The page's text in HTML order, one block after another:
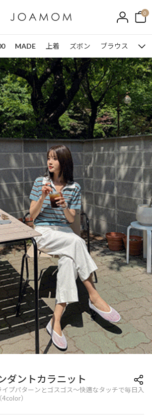
0
MADE 上着 ズボン ブラウス ワ
ダントカラニット
プパターンとゴスゴス～快適なタッチで毎日入
）